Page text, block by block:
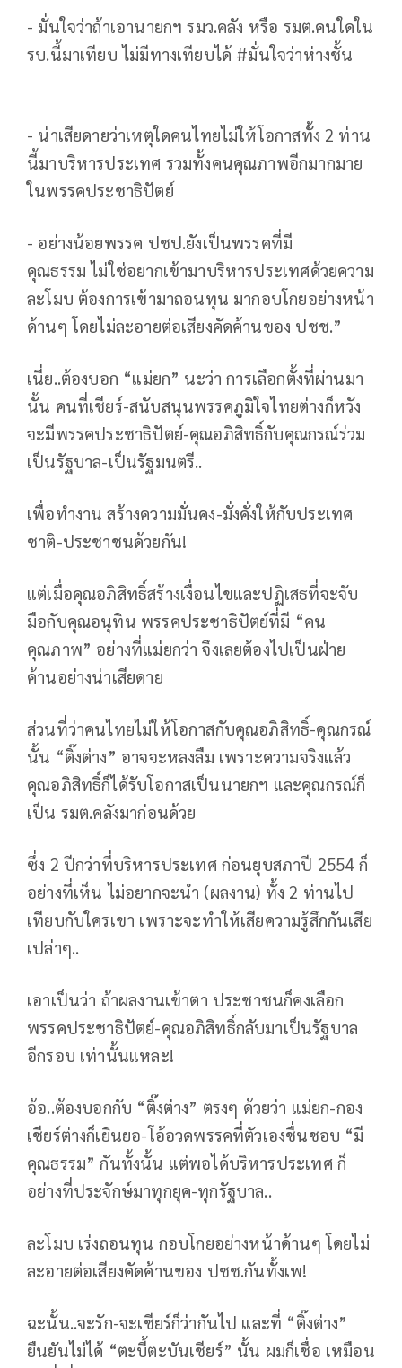
- มั่นใจว่าถ้าเอานายกฯ รมว.คลัง หรือ รมต.คนใดใน
รบ.นี้มาเทียบ ไม่มีทางเทียบได้ #มั่นใจว่าห่างชั้น
- น่าเสียดายว่าเหตุใดคนไทยไม่ให้โอกาสทั้ง 2 ท่าน
นี้มาบริหารประเทศ รวมทั้งคนคุณภาพอีกมากมาย
ในพรรคประชาธิปัตย์
- อย่างน้อยพรรค ปชป.ยังเป็นพรรคที่มี
คุณธรรม ไม่ใช่อยากเข้ามาบริหารประเทศด้วยความ
ละโมบ ต้องการเข้ามาถอนทุน มากอบโกยอย่างหน้า
ด้านๆ โดยไม่ละอายต่อเสียงคัดค้านของ ปชช.”
เนี่ย..ต้องบอก “แม่ยก” นะว่า การเลือกตั้งที่ผ่านมา
นั้น คนที่เชียร์-สนับสนุนพรรคภูมิใจไทยต่างก็หวัง
จะมีพรรคประชาธิปัตย์-คุณอภิสิทธิ์กับคุณกรณ์ร่วม
เป็นรัฐบาล-เป็นรัฐมนตรี..
เพื่อทำงาน สร้างความมั่นคง-มั่งคั่งให้กับประเทศ
ชาติ-ประชาชนด้วยกัน!
แต่เมื่อคุณอภิสิทธิ์สร้างเงื่อนไขและปฏิเสธที่จะจับ
มือกับคุณอนุทิน พรรคประชาธิปัตย์ที่มี “คน
คุณภาพ” อย่างที่แม่ยกว่า จึงเลยต้องไปเป็นฝ่าย
ค้านอย่างน่าเสียดาย
ส่วนที่ว่าคนไทยไม่ให้โอกาสกับคุณอภิสิทธิ์-คุณกรณ์
นั้น “ติ๊งต่าง” อาจจะหลงลืม เพราะความจริงแล้ว
คุณอภิสิทธิ์ก็ได้รับโอกาสเป็นนายกฯ และคุณกรณ์ก็
เป็น รมต.คลังมาก่อนด้วย
ซึ่ง 2 ปีกว่าที่บริหารประเทศ ก่อนยุบสภาปี 2554 ก็
อย่างที่เห็น ไม่อยากจะนำ (ผลงาน) ทั้ง 2 ท่านไป
เทียบกับใครเขา เพราะจะทำให้เสียความรู้สึกกันเสีย
เปล่าๆ..
เอาเป็นว่า ถ้าผลงานเข้าตา ประชาชนก็คงเลือก
พรรคประชาธิปัตย์-คุณอภิสิทธิ์กลับมาเป็นรัฐบาล
อีกรอบ เท่านั้นแหละ!
อ้อ..ต้องบอกกับ “ติ๊งต่าง” ตรงๆ ด้วยว่า แม่ยก-กอง
เชียร์ต่างก็เยินยอ-โอ้อวดพรรคที่ตัวเองชื่นชอบ “มี
คุณธรรม” กันทั้งนั้น แต่พอได้บริหารประเทศ ก็
อย่างที่ประจักษ์มาทุกยุค-ทุกรัฐบาล..
ละโมบ เร่งถอนทุน กอบโกยอย่างหน้าด้านๆ โดยไม่
ละอายต่อเสียงคัดค้านของ ปชช.กันทั้งเพ!
ฉะนั้น..จะรัก-จะเชียร์ก็ว่ากันไป และที่ “ติ๊งต่าง”
ยืนยันไม่ได้ “ตะบี้ตะบันเชียร์” นั้น ผมก็เชื่อ เหมือน